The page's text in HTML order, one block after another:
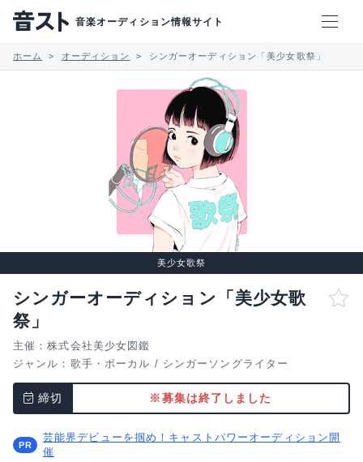
音楽オーディション情報サイト
ホーム オーディション シンガーオーディション「美少女歌祭」
美少女歌祭
シンガーオーディション「美少女歌
祭」
主催：株式会社美少女図鑑
ジャンル： 歌手・ボーカル / シンガーソングライター
締切 ※募集は終了しました
芸能界デビューを掴め！キャストパワーオーディション開
催